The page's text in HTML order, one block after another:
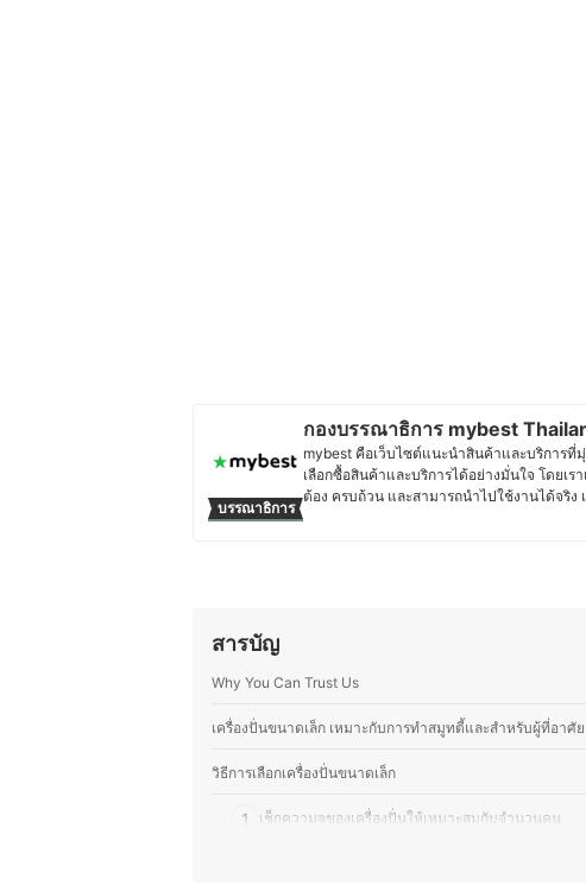
บรรณาธิการ
กองบรรณาธิการ mybest
mybest คือเว็บไซต์แนะนำสินค้าและบริการที่
เลือกซื้อสินค้าและบริการได้อย่างมั่นใจ โดยเ
ต้อง ครบถ้วน และสามารถนำไปใช้งานได้จริ
สารบัญ
Why You Can Trust Us
เครื่องปั่นขนาดเล็ก เหมาะกับการทำสมูทตี้และสำหรับผู้ที่อาศั
วิธีการเลือกเครื่องปั่นขนาดเล็ก
1 เช็กความจุของเครื่องปั่นให้เหมาะสมกับจำนวนคน